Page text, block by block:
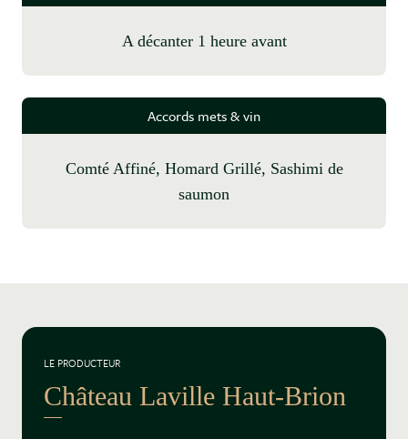
A décanter 1 heure avant
Accords mets & vin
Comté Affiné, Homard Grillé, Sashimi de
saumon
LE PRODUCTEUR
Château Laville Haut-Brion